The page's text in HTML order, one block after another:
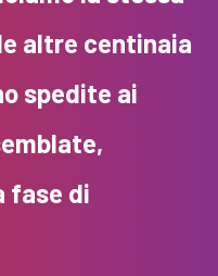
altre centinaia
spedite ai
fase di